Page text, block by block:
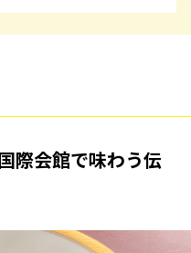
際会館で味わう伝